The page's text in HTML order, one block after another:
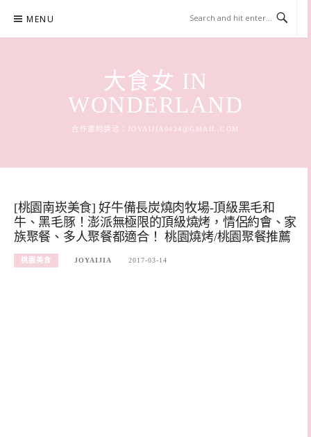
content
MENU
大食女 IN
WONDERLAND
合作邀約請洽： JOYAIJIA0424@GMAIL.COM
[桃園南崁美食] 好牛備長炭燒肉牧場-頂級黑毛和
牛、黑毛豚！澎派無極限的頂級燒烤，情侶約會、家
族聚餐、多人聚餐都適合！ 桃園燒烤/桃園聚餐推薦
桃園美食 JOYAIJIA 2017-03-14